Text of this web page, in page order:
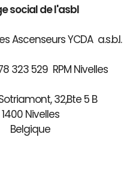
social de l'asbl
Ascenseurs YCDA a.s.b.l.
323 529 RPM Nivelles
32,Bte 5 B
1400 Nivelles
Belgique